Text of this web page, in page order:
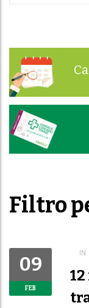
Filtro
09
FEB
IN